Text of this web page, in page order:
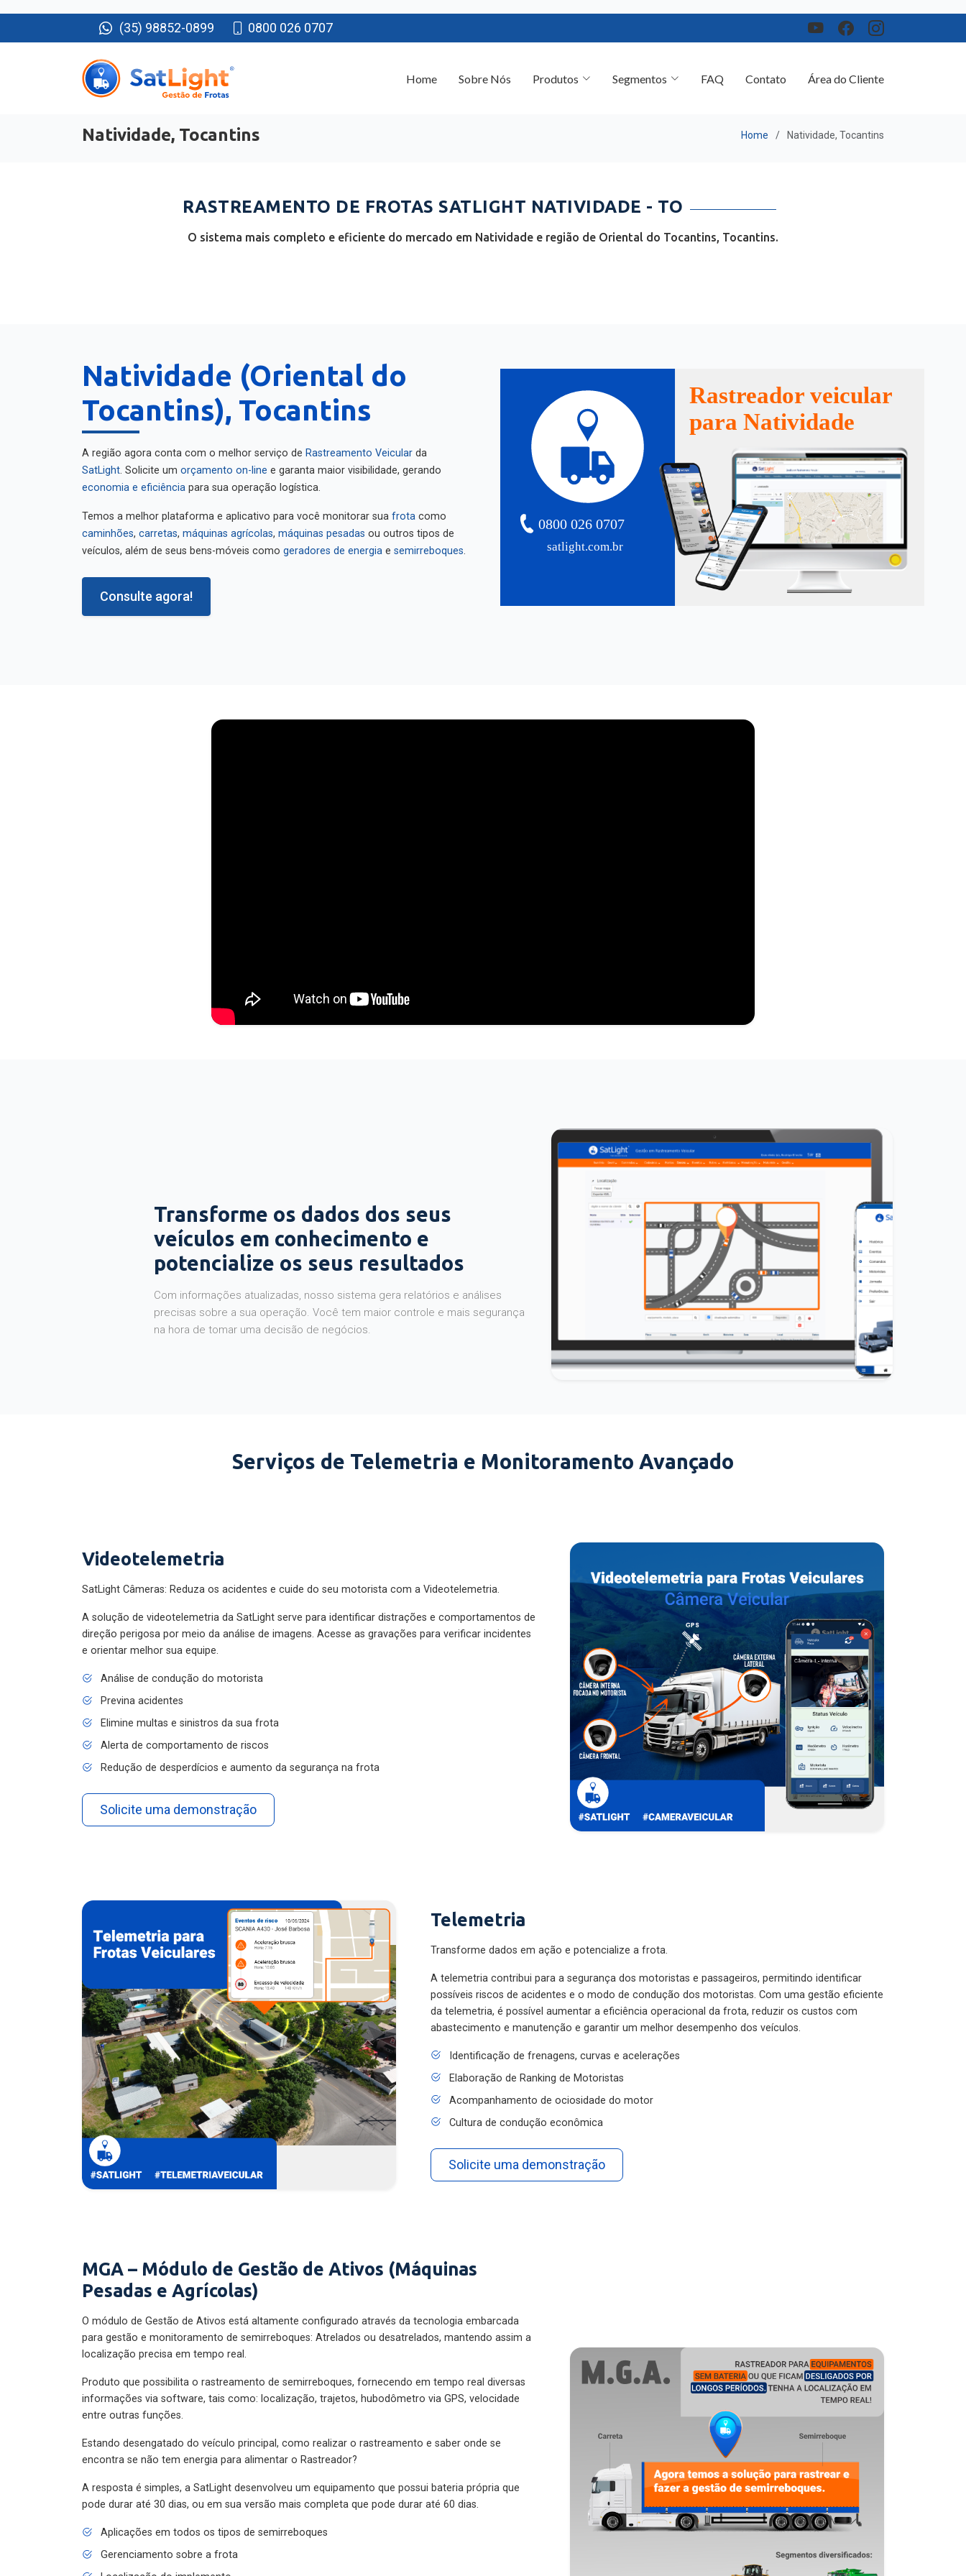
(35) 98852-0899 0800 026 0707
Natividade, Tocantins
RASTREAMENTO DE FROTAS SATLIGHT NATIVIDADE - TO
O sistema mais completo e eficiente do mercado em Natividade e região de Oriental do Tocantins, Tocantins.
Natividade (Oriental do
Tocantins), Tocantins
A região agora conta com o melhor serviço de Rastreamento Veicular
da
SatLight
. Solicite um orçamento on-line
e garanta maior visibilidade, gerando
economia e eficiência
para sua operação logística.
Temos a melhor plataforma e aplicativo para você monitorar sua frota
caminhões
máquinas agrícolas máquinas pesadas
ou outros tipos de
veículos, além de seus bens-móveis como
geradores de energia semirreboques
Consulte agora!
satlight.com.br
0800 026 0707
Rastreador veicular
para Natividade
Transforme os dados dos seus
veículos em conhecimento e
potencialize os seus resultados
Com informações atualizadas, nosso sistema gera relatórios e análises
precisas sobre a sua operação. Você tem maior controle e mais segurança
na hora de tomar uma decisão de negócios.
Serviços de Telemetria e Monitoramento Avançado
Videotelemetria
SatLight Câmeras: Reduza os acidentes e cuide do seu motorista com a Videotelemetria.
A solução de videotelemetria da SatLight serve para identificar distrações e comportamentos de
direção perigosa por meio da análise de imagens. Acesse as gravações para verificar incidentes
e orientar melhor sua equipe.
Análise de condução do motorista
Previna acidentes
Elimine multas e sinistros da sua frota
Alerta de comportamento de riscos
Redução de desperdícios e aumento da segurança na frota
Solicite uma demonstração
Telemetria
Transforme dados em ação e potencialize a frota.
A telemetria contribui para a segurança dos motoristas e passageiros, permitindo identificar
possíveis riscos de acidentes e o modo de condução dos motoristas. Com uma gestão eficiente
da telemetria, é possível aumentar a eficiência operacional da frota, reduzir os custos com
abastecimento e manutenção e garantir um melhor desempenho dos veículos.
Identificação de frenagens, curvas e acelerações
Elaboração de Ranking de Motoristas
Acompanhamento de ociosidade do motor
Cultura de condução econômica
Solicite uma demonstração
MGA – Módulo de Gestão de Ativos (Máquinas
Pesadas e Agrícolas)
O módulo de Gestão de Ativos está altamente configurado através da tecnologia embarcada
para gestão e monitoramento de semirreboques: Atrelados ou desatrelados, mantendo assim a
localização precisa em tempo real.
Produto que possibilita o rastreamento de semirreboques, fornecendo em tempo real diversas
informações via software, tais como: localização, trajetos, hubodômetro via GPS, velocidade
entre outras funções.
Estando desengatado do veículo principal, como realizar o rastreamento e saber onde se
encontra se não tem energia para alimentar o Rastreador?
A resposta é simples, a SatLight desenvolveu um equipamento que possui bateria própria que
pode durar até 30 dias, ou em sua versão mais completa que pode durar até 60 dias.
Aplicações em todos os tipos de semirreboques
Gerenciamento sobre a frota
Localização do implemento